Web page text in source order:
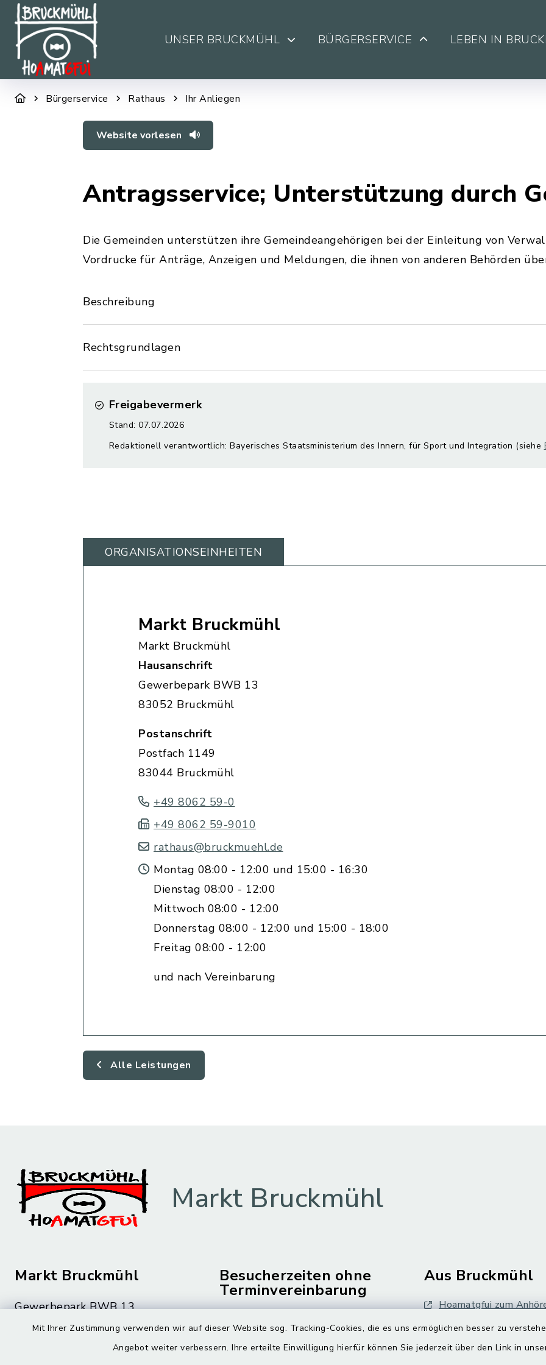
Mit Ihrer Zustimmung verwenden wir auf dieser Website sog. Tracking-Cookies, die es uns ermöglichen besser zu
Angebot weiter verbessern. Ihre erteilte Einwilligung hierfür können Sie jederzeit über den Link in
UNSER BRUCKMÜHL BÜRGERSERVICE LEBEN IN
Bürgerservice Rathaus Ihr Anliegen
Website vorlesen
Antragsservice; Unterstützung durch
Die Gemeinden unterstützen ihre Gemeindeangehörigen bei der Einleitung von
Vordrucke für Anträge, Anzeigen und Meldungen, die ihnen von anderen Behörden
Beschreibung
Rechtsgrundlagen
Freigabevermerk
Stand: 07.07.2026
Redaktionell verantwortlich: Bayerisches Staatsministerium des Innern, für Sport und Integration (siehe
ORGANISATIONS­EINHEITEN
Markt Bruckmühl
Markt Bruckmühl
Hausanschrift
Gewerbepark BWB 13
83052 Bruckmühl
Postanschrift
Postfach 1149
83044 Bruckmühl
+49 8062 59-0
+49 8062 59-9010
rathaus@bruckmuehl.de
Montag 08:00 - 12:00 und 15:00 - 16:30
Dienstag 08:00 - 12:00
Mittwoch 08:00 - 12:00
Donnerstag 08:00 - 12:00 und 15:00 - 18:00
Freitag 08:00 - 12:00
und nach Vereinbarung
Alle Leistungen
Markt Bruckmühl
Markt Bruckmühl
Gewerbepark BWB 13
83052 Bruckmühl
Besucherzeiten ohne
Terminvereinbarung
Aus Bruckmühl
Hoamatgfui zum
Digitaler Ortsplan